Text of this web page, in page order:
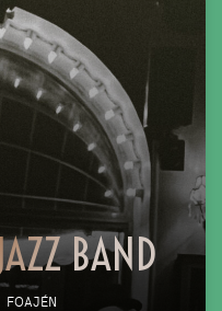
BAND
FOAJÉN